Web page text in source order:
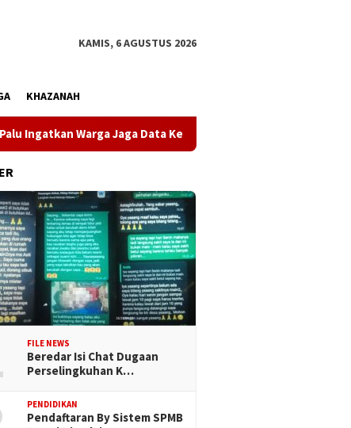
KAMIS, 6 AGUSTUS 2026
KHAZANAH
Warga Jaga Data Kependudukan
FILE NEWS
Beredar Isi Chat Dugaan
Perselingkuhan K…
PENDIDIKAN
Pendaftaran By Sistem SPMB